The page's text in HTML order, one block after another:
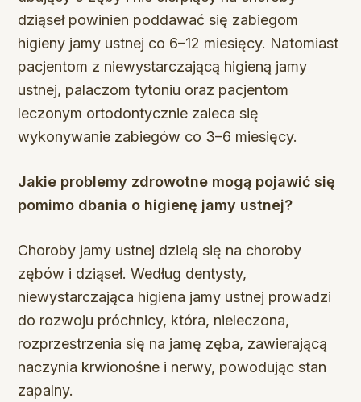
dziąseł powinien poddawać się zabiegom
higieny jamy ustnej co 6–12 miesięcy. Natomiast
pacjentom z niewystarczającą higieną jamy
ustnej, palaczom tytoniu oraz pacjentom
leczonym ortodontycznie zaleca się
wykonywanie zabiegów co 3–6 miesięcy.
Jakie problemy zdrowotne mogą pojawić się
pomimo dbania o higienę jamy ustnej?
Choroby jamy ustnej dzielą się na choroby
zębów i dziąseł. Według dentysty,
niewystarczająca higiena jamy ustnej prowadzi
do rozwoju próchnicy, która, nieleczona,
rozprzestrzenia się na jamę zęba, zawierającą
naczynia krwionośne i nerwy, powodując stan
zapalny.